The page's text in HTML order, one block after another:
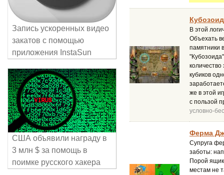
В этой
Объехать
памятники
кубиков
же в этой
с пользой
условно-
Ферма
Супруга
заботы:
Порой
местам не
Запись ускоренных видео
закатов с помощью
приложения InstaSun
США объявили награду в
3 млн $ за помощь в
поимке русского хакера